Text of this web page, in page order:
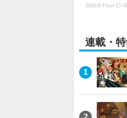
2026.8.9 Sun
連載・